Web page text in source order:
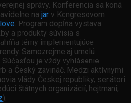
správy. Konferencia sa koná
na jar v Kongresovom
. Program dopĺňa výstava
a produkty súvisia s
témy implementujúce
Samozrejme aj umelú
je vždy vyhlásenie
a Český zavináč. Medzi aktívnymi
vlády Českej republiky, senátori
štátnych organizácií, hejtmani,
).